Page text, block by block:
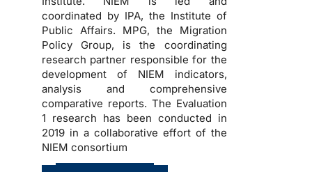
coordinated by IPA, the Institute of
Public Affairs. MPG, the Migration
Policy Group, is the coordinating
research partner responsible for the
development of NIEM indicators,
analysis and comprehensive
comparative reports. The Evaluation
1 research has been conducted in
2019 in a collaborative effort of the
NIEM consortium